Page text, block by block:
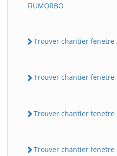
FiUMORBO
Trouver chantier fenetre
Trouver chantier fenetre
Trouver chantier fenetre
Trouver chantier fenetre